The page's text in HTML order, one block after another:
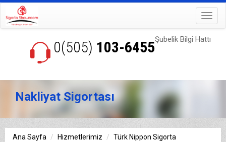
0(505) 103-6455Şubelik Bilgi Hattı
Nakliyat Sigortası
Ana Sayfa Hizmetlerimiz
Türk Nippon Sigorta